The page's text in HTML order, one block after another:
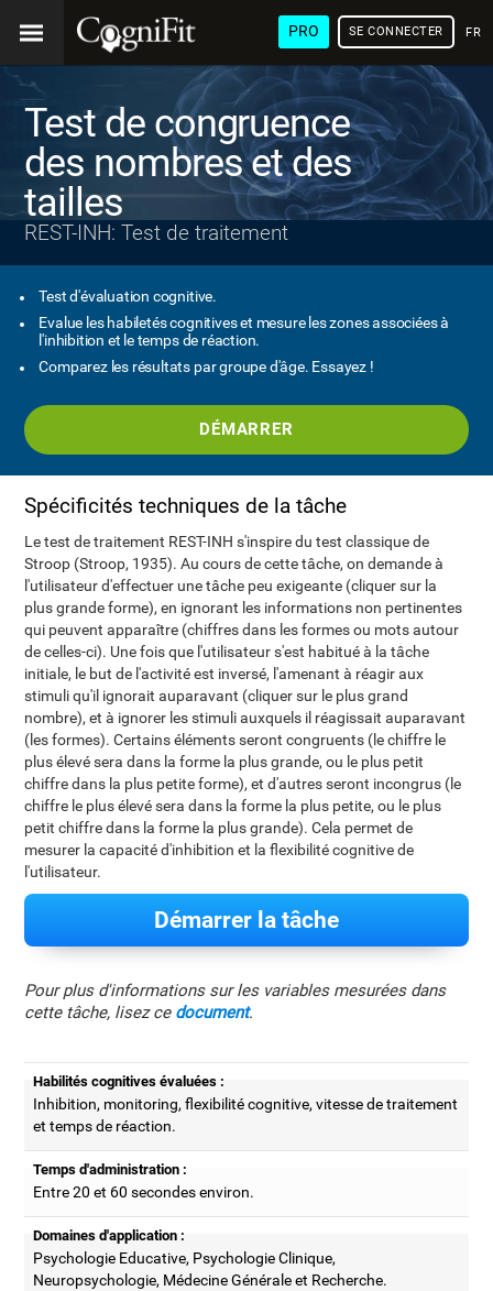
PRO SE CONNECTER
Test de congruence
des nombres et des
tailles
REST-INH: Test de traitement
Test d'évaluation cognitive.
Evalue les habiletés cognitives et mesure les zones associées à
l'inhibition et le temps de réaction.
Comparez les résultats par groupe d'âge. Essayez !
DÉMARRER
Spécificités techniques de la tâche
Le test de traitement REST-INH s'inspire du test classique de
Stroop (Stroop, 1935). Au cours de cette tâche, on demande à
l'utilisateur d'effectuer une tâche peu exigeante (cliquer sur la
plus grande forme), en ignorant les informations non pertinentes
qui peuvent apparaître (chiffres dans les formes ou mots autour
de celles-ci). Une fois que l'utilisateur s'est habitué à la tâche
initiale, le but de l'activité est inversé, l'amenant à réagir aux
stimuli qu'il ignorait auparavant (cliquer sur le plus grand
nombre), et à ignorer les stimuli auxquels il réagissait auparavant
(les formes). Certains éléments seront congruents (le chiffre le
plus élevé sera dans la forme la plus grande, ou le plus petit
chiffre dans la plus petite forme), et d'autres seront incongrus (le
chiffre le plus élevé sera dans la forme la plus petite, ou le plus
petit chiffre dans la forme la plus grande). Cela permet de
mesurer la capacité d'inhibition et la flexibilité cognitive de
l'utilisateur.
Démarrer la tâche
Pour plus d'informations sur les variables mesurées dans
cette tâche, lisez ce document.
Habilités cognitives évaluées :
Inhibition, monitoring, flexibilité cognitive, vitesse de traitement
et temps de réaction.
Temps d'administration :
Entre 20 et 60 secondes environ.
Domaines d'application :
Psychologie Educative, Psychologie Clinique,
Neuropsychologie, Médecine Générale et Recherche.